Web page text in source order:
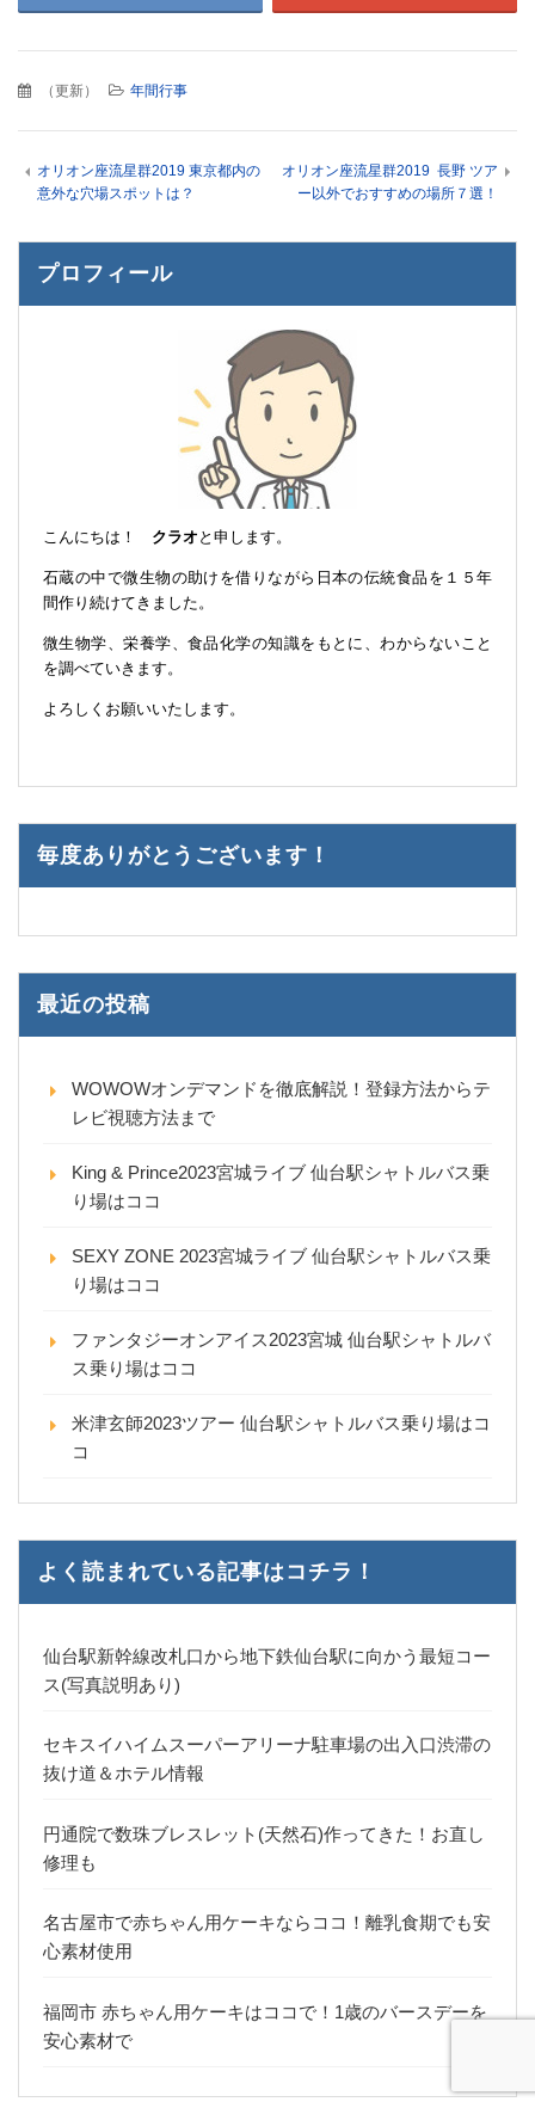
（更新） 年間行事
オリオン座流星群2019 東京都内の
意外な穴場スポットは？
オリオン座流星群2019 長野 ツア
ー以外でおすすめの場所７選！
プロフィール
こんにちは！ クラオ と申します。
石蔵の中で微生物の助けを借りながら日本の伝統食品を１５年
間作り続けてきました。
微生物学、栄養学、食品化学の知識をもとに、わからないこと
を調べていきます。
よろしくお願いいたします。
毎度ありがとうございます！
最近の投稿
WOWOWオンデマンドを徹底解説！登録方法からテ
レビ視聴方法まで
King & Prince2023宮城ライブ 仙台駅シャトルバス乗
り場はココ
SEXY ZONE 2023宮城ライブ 仙台駅シャトルバス乗
り場はココ
ファンタジーオンアイス2023宮城 仙台駅シャトルバ
ス乗り場はココ
米津玄師2023ツアー 仙台駅シャトルバス乗り場はコ
コ
よく読まれている記事はコチラ！
仙台駅新幹線改札口から地下鉄仙台駅に向かう最短コー
ス(写真説明あり)
セキスイハイムスーパーアリーナ駐車場の出入口渋滞の
抜け道＆ホテル情報
円通院で数珠ブレスレット(天然石)作ってきた！お直し
修理も
名古屋市で赤ちゃん用ケーキならココ！離乳食期でも安
心素材使用
福岡市 赤ちゃん用ケーキはココで！1歳のバースデーを
安心素材で